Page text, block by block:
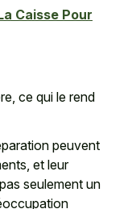
Caisse Pour
ce qui le rend
peuvent
et leur
seulement un